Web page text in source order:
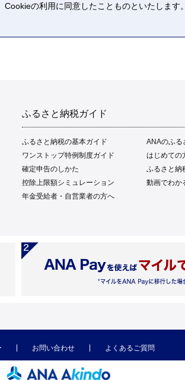
ふるさと納税ガイド
ふるさと納税の基本ガイド
ANAのふる
ワンストップ特例制度ガイド
はじめての
確定申告のしかた
ふるさと納
控除上限額シミュレーション
動画でわか
年金受給者・自営業者の方へ
お問い合わせ よくあるご質問
の利用に同意したことものといたします。